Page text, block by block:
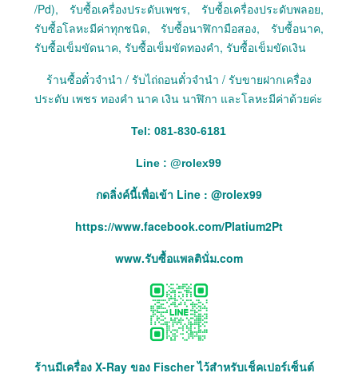
/Pd), รับซื้อเครื่องประดับเพชร, รับซื้อเครื่องประดับพลอย,
รับซื้อโลหะมีค่าทุกชนิด, รับซื้อนาฬิกามือสอง, รับซื้อนาค,
รับซื้อเข็มขัดนาค, รับซื้อเข็มขัดทองคำ, รับซื้อเข็มขัดเงิน
ร้านซื้อตั๋วจำนำ / รับไถ่ถอนตั๋วจำนำ / รับขายฝากเครื่อง
ประดับ เพชร ทองคำ นาค เงิน นาฬิกา และโลหะมีค่าด้วยค่ะ
Tel: 081-830-6181
Line : @rolex99
กดลิ่งค์นี้เพื่อเข้า Line : @rolex99
https://www.facebook.com/Platium2Pt
www.รับซื้อแพลตินั่ม.com
ร้านมีเครื่อง X-Ray ของ Fischer ไว้สำหรับเช็คเปอร์เซ็นต์